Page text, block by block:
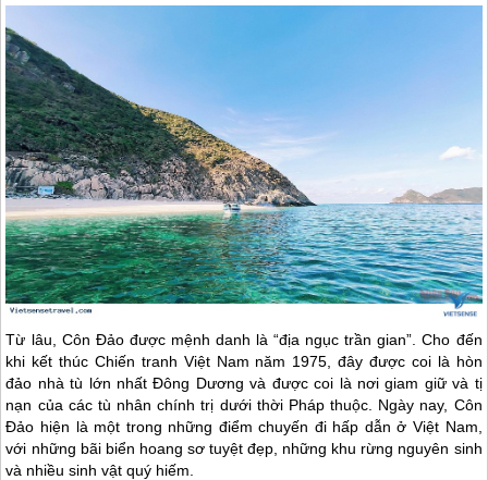
Từ lâu, Côn Đảođược mệnh danh là “địa ngục trần gian”. Cho đến
khi kết thúc Chiến tranh Việt Nam năm 1975, đây được coi là hòn
đảo nhà tù lớn nhất Đông Dương và được coi là nơi giam giữ và tị
nạn của các tù nhân chính trị dưới thời Pháp thuộc. Ngày nay, Côn
Đảo hiện là một trong những điểm chuyến đi hấp dẫn ở Việt Nam,
với những bãi biển hoang sơ tuyệt đẹp, những khu rừng nguyên sinh
và nhiều sinh vật quý hiếm.